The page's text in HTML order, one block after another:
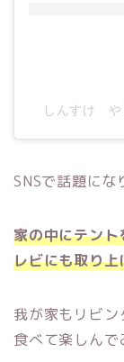
しんすけ や
SNSで話題にな
家の中にテン
レビにも取り
我が家もリビ
食べて楽しんで